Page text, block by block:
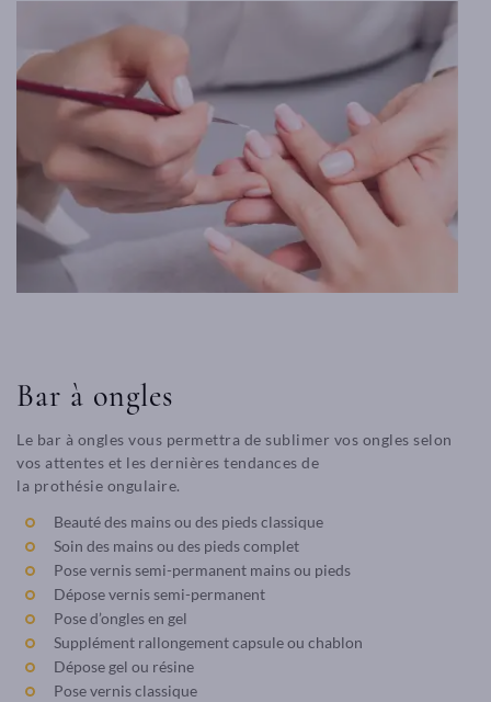
Bar à ongles
Le bar à ongles vous permettra de sublimer vos ongles selon
vos attentes et les dernières tendances de
la prothésie ongulaire.
Beauté des mains ou des pieds classique
Soin des mains ou des pieds complet
Pose vernis semi-permanent mains ou pieds
Dépose vernis semi-permanent
Pose d’ongles en gel
Supplément rallongement capsule ou chablon
Dépose gel ou résine
Pose vernis classique